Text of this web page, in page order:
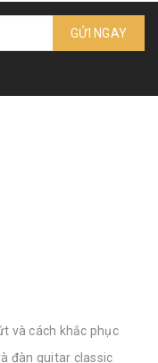
GỬI NGAY
và cách khắc phục
đàn guitar classic